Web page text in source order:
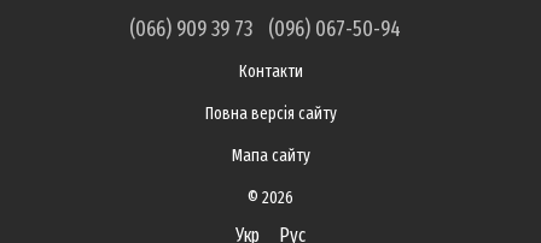
(066) 909 39 73 (096) 067-50-94
Контакти
Повна версія сайту
Мапа сайту
© 2026
Укр Рус